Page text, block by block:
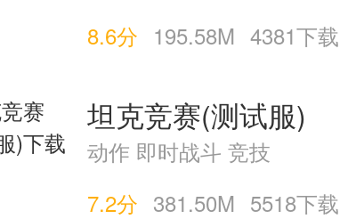
8.6分 195.58M 4381下载
坦克竞赛(测试服)
动作 即时战斗 竞技
7.2分 381.50M 5518下载